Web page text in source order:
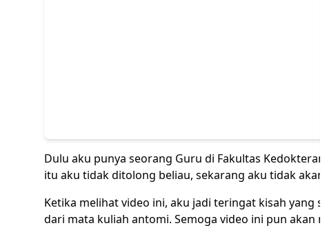
Dulu aku punya seorang Guru di Fakultas
itu aku tidak ditolong beliau, sekarang aku tidak
Ketika melihat video ini, aku jadi teringat kisah yang
dari mata kuliah antomi. Semoga video ini pun akan